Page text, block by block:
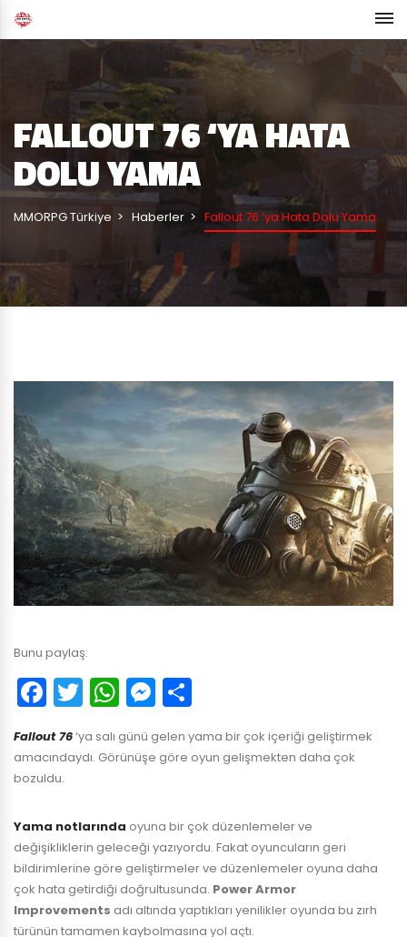
FALLOUT 76 ‘YA HATA
DOLU YAMA
MMORPG Türkiye Haberler Fallout 76 ‘ya Hata Dolu Yama
Bunu paylaş:
Facebook
Twitter
WhatsApp
Messenger
Fallout 76‘ya salı günü gelen yama bir çok içeriği geliştirmek
amacındaydı. Görünüşe göre oyun gelişmekten daha çok
bozuldu.
Yama notlarında oyuna bir çok düzenlemeler ve
değişikliklerin geleceği yazıyordu. Fakat oyuncuların geri
bildirimlerine göre geliştirmeler ve düzenlemeler oyuna daha
çok hata getirdiği doğrultusunda. Power Armor
Improvements adı altında yaptıkları yenilikler oyunda bu zırh
türünün tamamen kaybolmasına yol açtı.